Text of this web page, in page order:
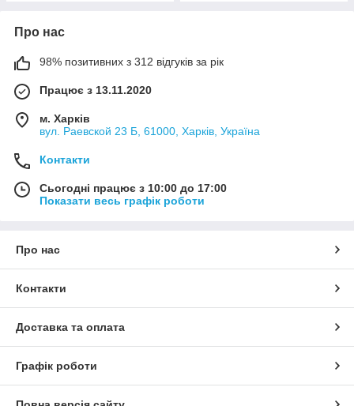
Про нас
98% позитивних з 312 відгуків за рік
Працює з 13.11.2020
м. Харків
вул. Раевской 23 Б, 61000, Харків, Україна
Контакти
Сьогодні працює з 10:00 до 17:00
Показати весь графік роботи
Про нас
Контакти
Доставка та оплата
Графік роботи